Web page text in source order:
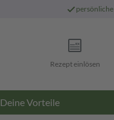
persönliche
Rezept einlösen
Deine Vorteile